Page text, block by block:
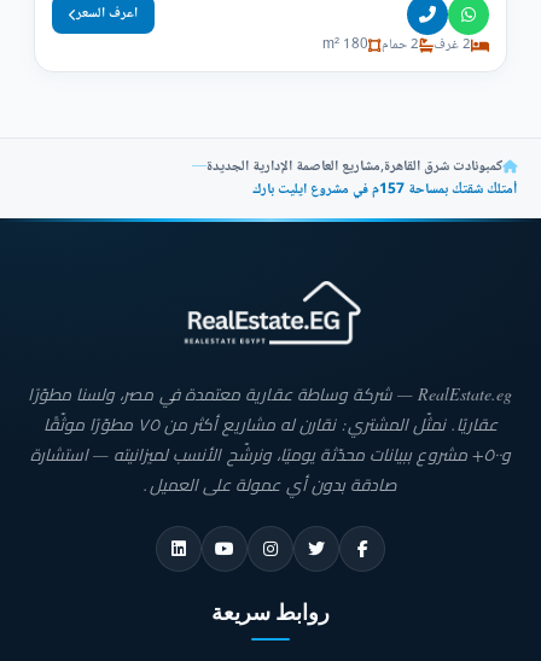
2 غرف 2 حمام 180 m²
اعرف السعر
كمبونادت شرق القاهرة,مشاريع العاصمة الإدارية الجديدة—
أمتلك شقتك بمساحة 157م في مشروع ايليت بارك
RealEstate.eg — شركة وساطة عقارية معتمدة في مصر، ولسنا مطوّرًا
عقاريًا. نمثّل المشتري: نقارن له مشاريع أكثر من ٧٥ مطوّرًا موثّقًا
و٥٠٠+ مشروع ببيانات محدّثة يوميًا، ونرشّح الأنسب لميزانيته — استشارة
صادقة بدون أي عمولة على العميل.
روابط سريعة